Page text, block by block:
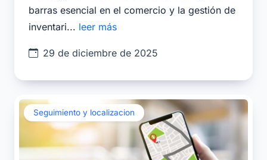
barras esencial en el comercio y la gestión de
inventari... leer más
29 de diciembre de 2025
Seguimiento y localizacion